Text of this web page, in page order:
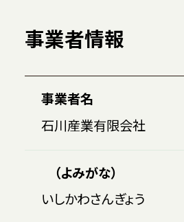
事業者情報
事業者名
石川産業有限会社
（よみがな）
いしかわさんぎょう